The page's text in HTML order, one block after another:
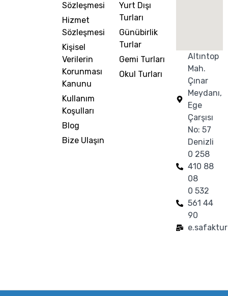
Sözleşmesi
Hizmet
Sözleşmesi
Kişisel
Verilerin
Korunması
Kanunu
Kullanım
Koşulları
Blog
Bize Ulaşın
Yurt Dışı
Turları
Günübirlik
Turlar
Gemi Turları
Okul Turları
Altıntop
Mah.
Çınar
Meydanı,
Ege
Çarşısı
No: 57
Denizli
0 258
410 88
08
0 532
561 44
90